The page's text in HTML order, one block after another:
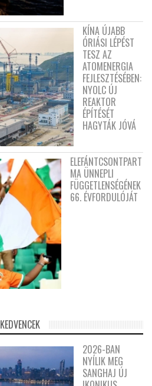
KÍNA ÚJABB
ÓRIÁSI LÉPÉST
TESZ AZ
ATOMENERGIA
FEJLESZTÉSÉBEN:
NYOLC ÚJ
REAKTOR
ÉPÍTÉSÉT
HAGYTÁK JÓVÁ
ELEFÁNTCSONTPART
MA ÜNNEPLI
FÜGGETLENSÉGÉNEK
66. ÉVFORDULÓJÁT
KEDVENCEK
2026-BAN
NYÍLIK MEG
SANGHAJ ÚJ